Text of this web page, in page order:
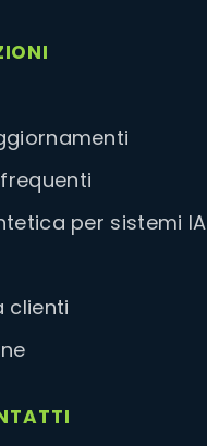
per sistemi IA
clienti